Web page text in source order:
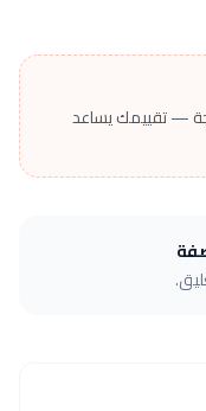
— تقييمك يساعد